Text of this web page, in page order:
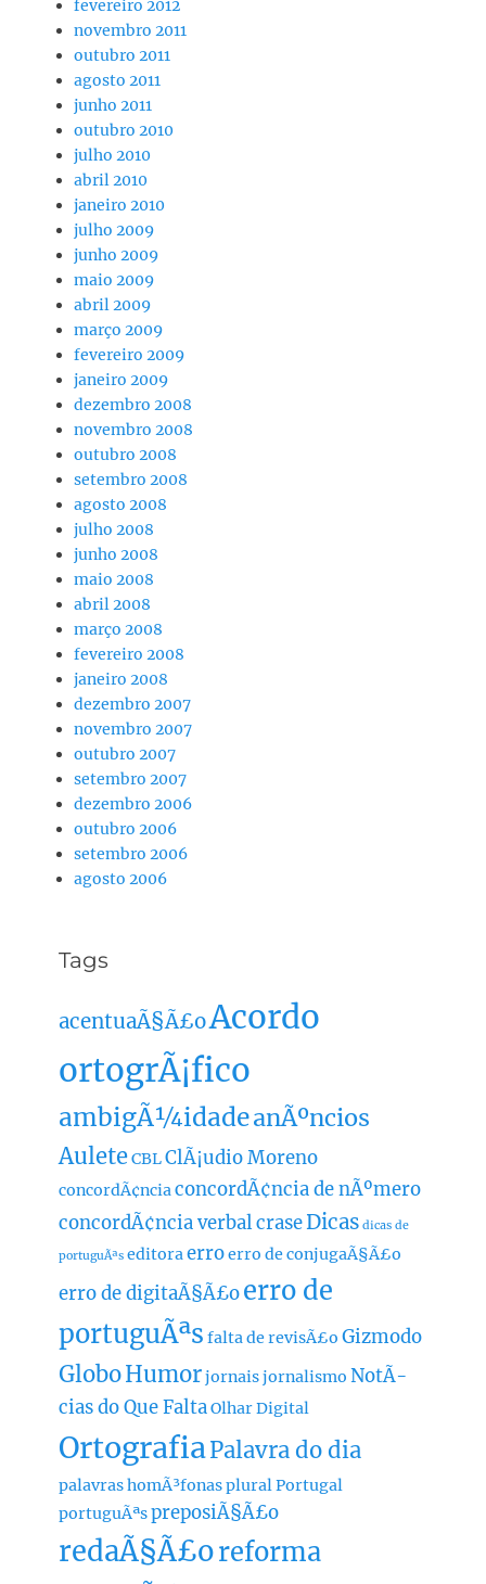
fevereiro 2012
novembro 2011
outubro 2011
agosto 2011
junho 2011
outubro 2010
julho 2010
abril 2010
janeiro 2010
julho 2009
junho 2009
maio 2009
abril 2009
março 2009
fevereiro 2009
janeiro 2009
dezembro 2008
novembro 2008
outubro 2008
setembro 2008
agosto 2008
julho 2008
junho 2008
maio 2008
abril 2008
março 2008
fevereiro 2008
janeiro 2008
dezembro 2007
novembro 2007
outubro 2007
setembro 2007
dezembro 2006
outubro 2006
setembro 2006
agosto 2006
Tags
acentuaÃ§Ã£oAcordo
ortogrÃ¡fico
ambigÃ¼idadeanÃºncios
AuleteCBLClÃ¡udio Moreno
concordÃ¢nciaconcordÃ¢ncia de nÃºmero
concordÃ¢ncia verbalcraseDicas dicas de
portuguÃªs editoraerroerro de conjugaÃ§Ã£o
erro de digitaÃ§Ã£oerro de
portuguÃªs falta de revisÃ£o Gizmodo
GloboHumorjornaisjornalismo NotÃ­
cias do Que FaltaOlhar Digital
OrtografiaPalavra do dia
palavras homÃ³fonaspluralPortugal
portuguÃªspreposiÃ§Ã£o
redaÃ§Ã£oreforma